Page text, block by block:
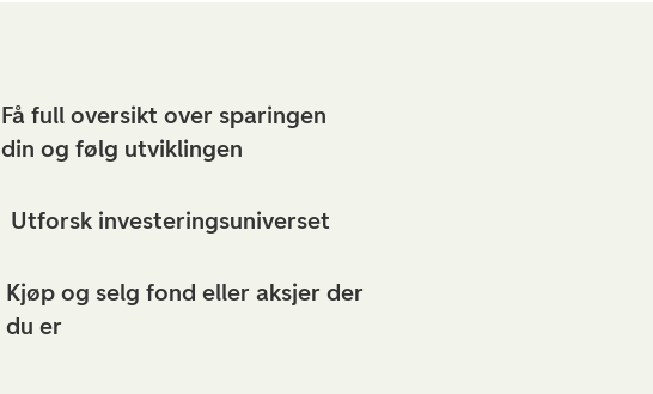
Få full oversikt over sparingen
din og følg utviklingen
Utforsk investeringsuniverset
Kjøp og selg fond eller aksjer der
du er